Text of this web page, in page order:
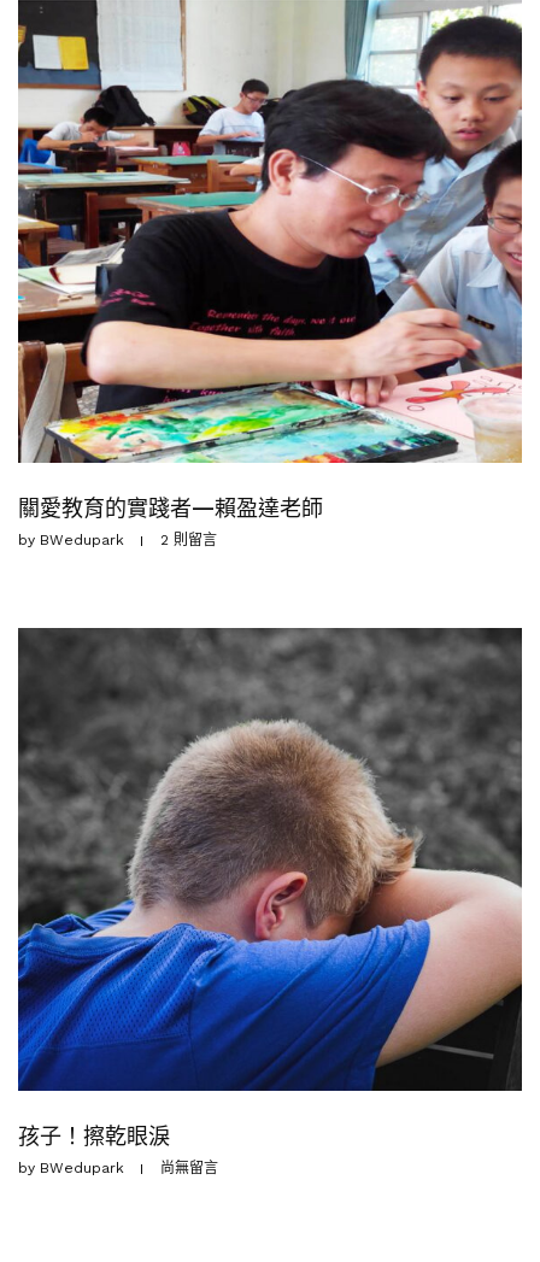
關愛教育的實踐者—賴盈達老師
by BWedupark 2 則留言
孩子！擦乾眼淚
by BWedupark 尚無留言